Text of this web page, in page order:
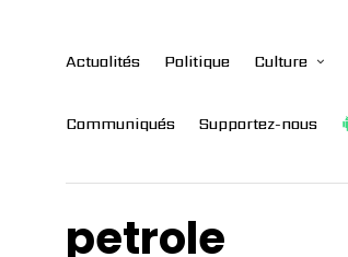
Actualités Politique Culture
Communiqués Supportez-nous
petrole